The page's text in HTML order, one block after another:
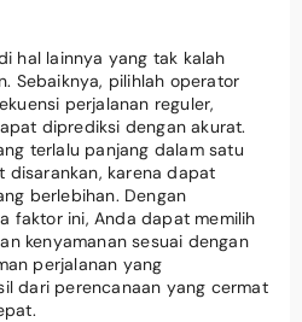
hal lainnya yang tak kalah
Sebaiknya, pilihlah operator
perjalanan reguler,
diprediksi dengan akurat.
terlalu panjang dalam satu
disarankan, karena dapat
berlebihan. Dengan
faktor ini, Anda dapat memilih
kenyamanan sesuai dengan
perjalanan yang
dari perencanaan yang cermat